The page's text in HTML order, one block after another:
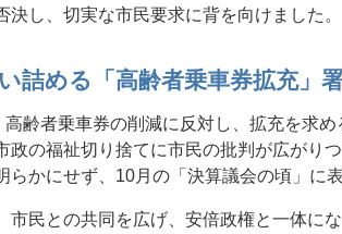
決し、切実な市民要求に背を向けました。
詰める「高齢者乗車券拡充」
齢者乗車券の削減に反対し、拡充を求
政の福祉切り捨てに市民の批判が広がり
らかにせず、10月の「決算議会の頃」に
市民との共同を広げ、安倍政権と一体に